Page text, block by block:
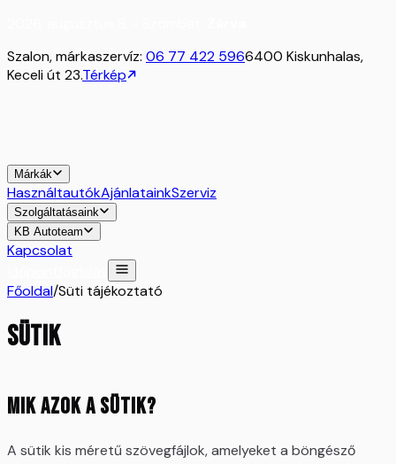
Szalon, márkaszervíz: 06 77 422 5966400 Kiskunhalas,
Keceli út 23.Térkép
Márkák
HasználtautókAjánlatainkSzerviz
Szolgáltatásaink
KB Autoteam
Kapcsolat
Főoldal/Süti tájékoztató
SÜTIK
Mik azok a sütik?
A sütik kis méretű szövegfájlok, amelyeket a böngésző